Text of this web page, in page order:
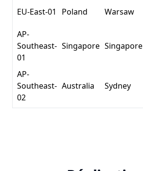
EU-East-01 Poland Warsaw
AP-
Southeast-
01
Singapore Singapore
AP-
Southeast-
02
Australia Sydney